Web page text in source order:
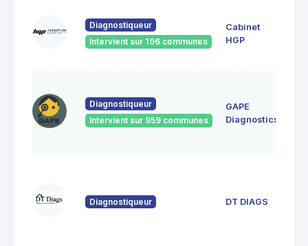
Diagnostiqueur
Intervient sur 196 communes
Cabinet
HGP
Diagnostiqueur
Intervient sur 959 communes
GAPE
Diagnostics
Diagnostiqueur DT DIAGS